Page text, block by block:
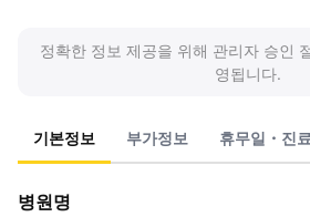
정확한 정보 제공을 위해 관리자 승인
영됩니다.
기본정보 부가정보 휴무일・진
병원명